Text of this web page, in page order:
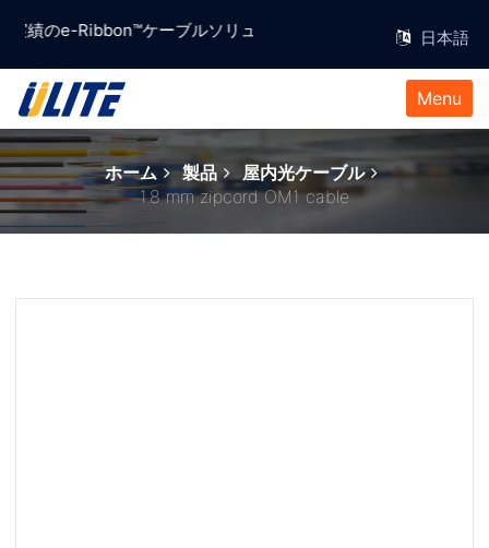
績のe-Ribbon™ケーブルソリューションプロバイダー。
Menu
ホーム 製品
屋内光ケーブル
1.8 mm zipcord OM1 cable